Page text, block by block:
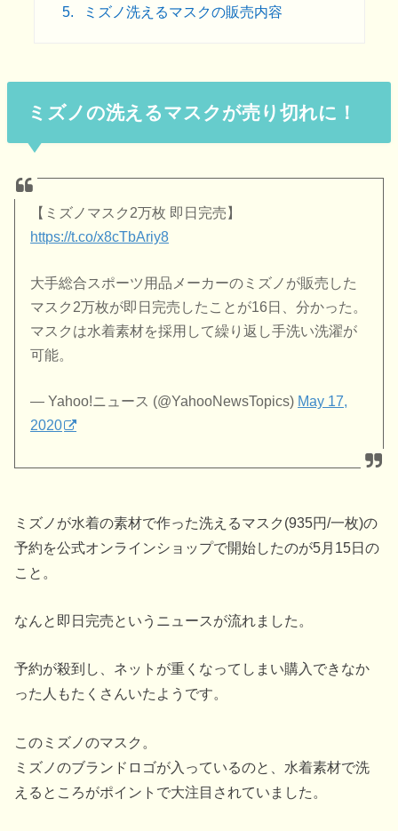
5. ミズノ洗えるマスクの販売内容
ミズノの洗えるマスクが売り切れに！
【ミズノマスク2万枚 即日完売】
https://t.co/x8cTbAriy8
大手総合スポーツ用品メーカーのミズノが販売した
マスク2万枚が即日完売したことが16日、分かった。
マスクは水着素材を採用して繰り返し手洗い洗濯が
可能。
— Yahoo!ニュース (@YahooNewsTopics) May 17,
2020
ミズノが水着の素材で作った洗えるマスク(935円/一枚)の
予約を公式オンラインショップで開始したのが5月15日の
こと。
なんと即日完売というニュースが流れました。
予約が殺到し、ネットが重くなってしまい購入できなか
った人もたくさんいたようです。
このミズノのマスク。
ミズノのブランドロゴが入っているのと、水着素材で洗
えるところがポイントで大注目されていました。